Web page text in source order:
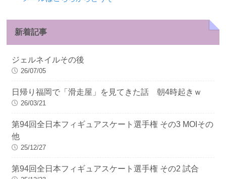
新着記事
ジェルネイルその後
26/07/05
日帰り福岡で「滑走屋」を見てきた話 朝4時起きｗ
26/03/21
第94回全日本フィギュアスケート選手権 その3 MOIその
他
25/12/27
第94回全日本フィギュアスケート選手権 その2 試合